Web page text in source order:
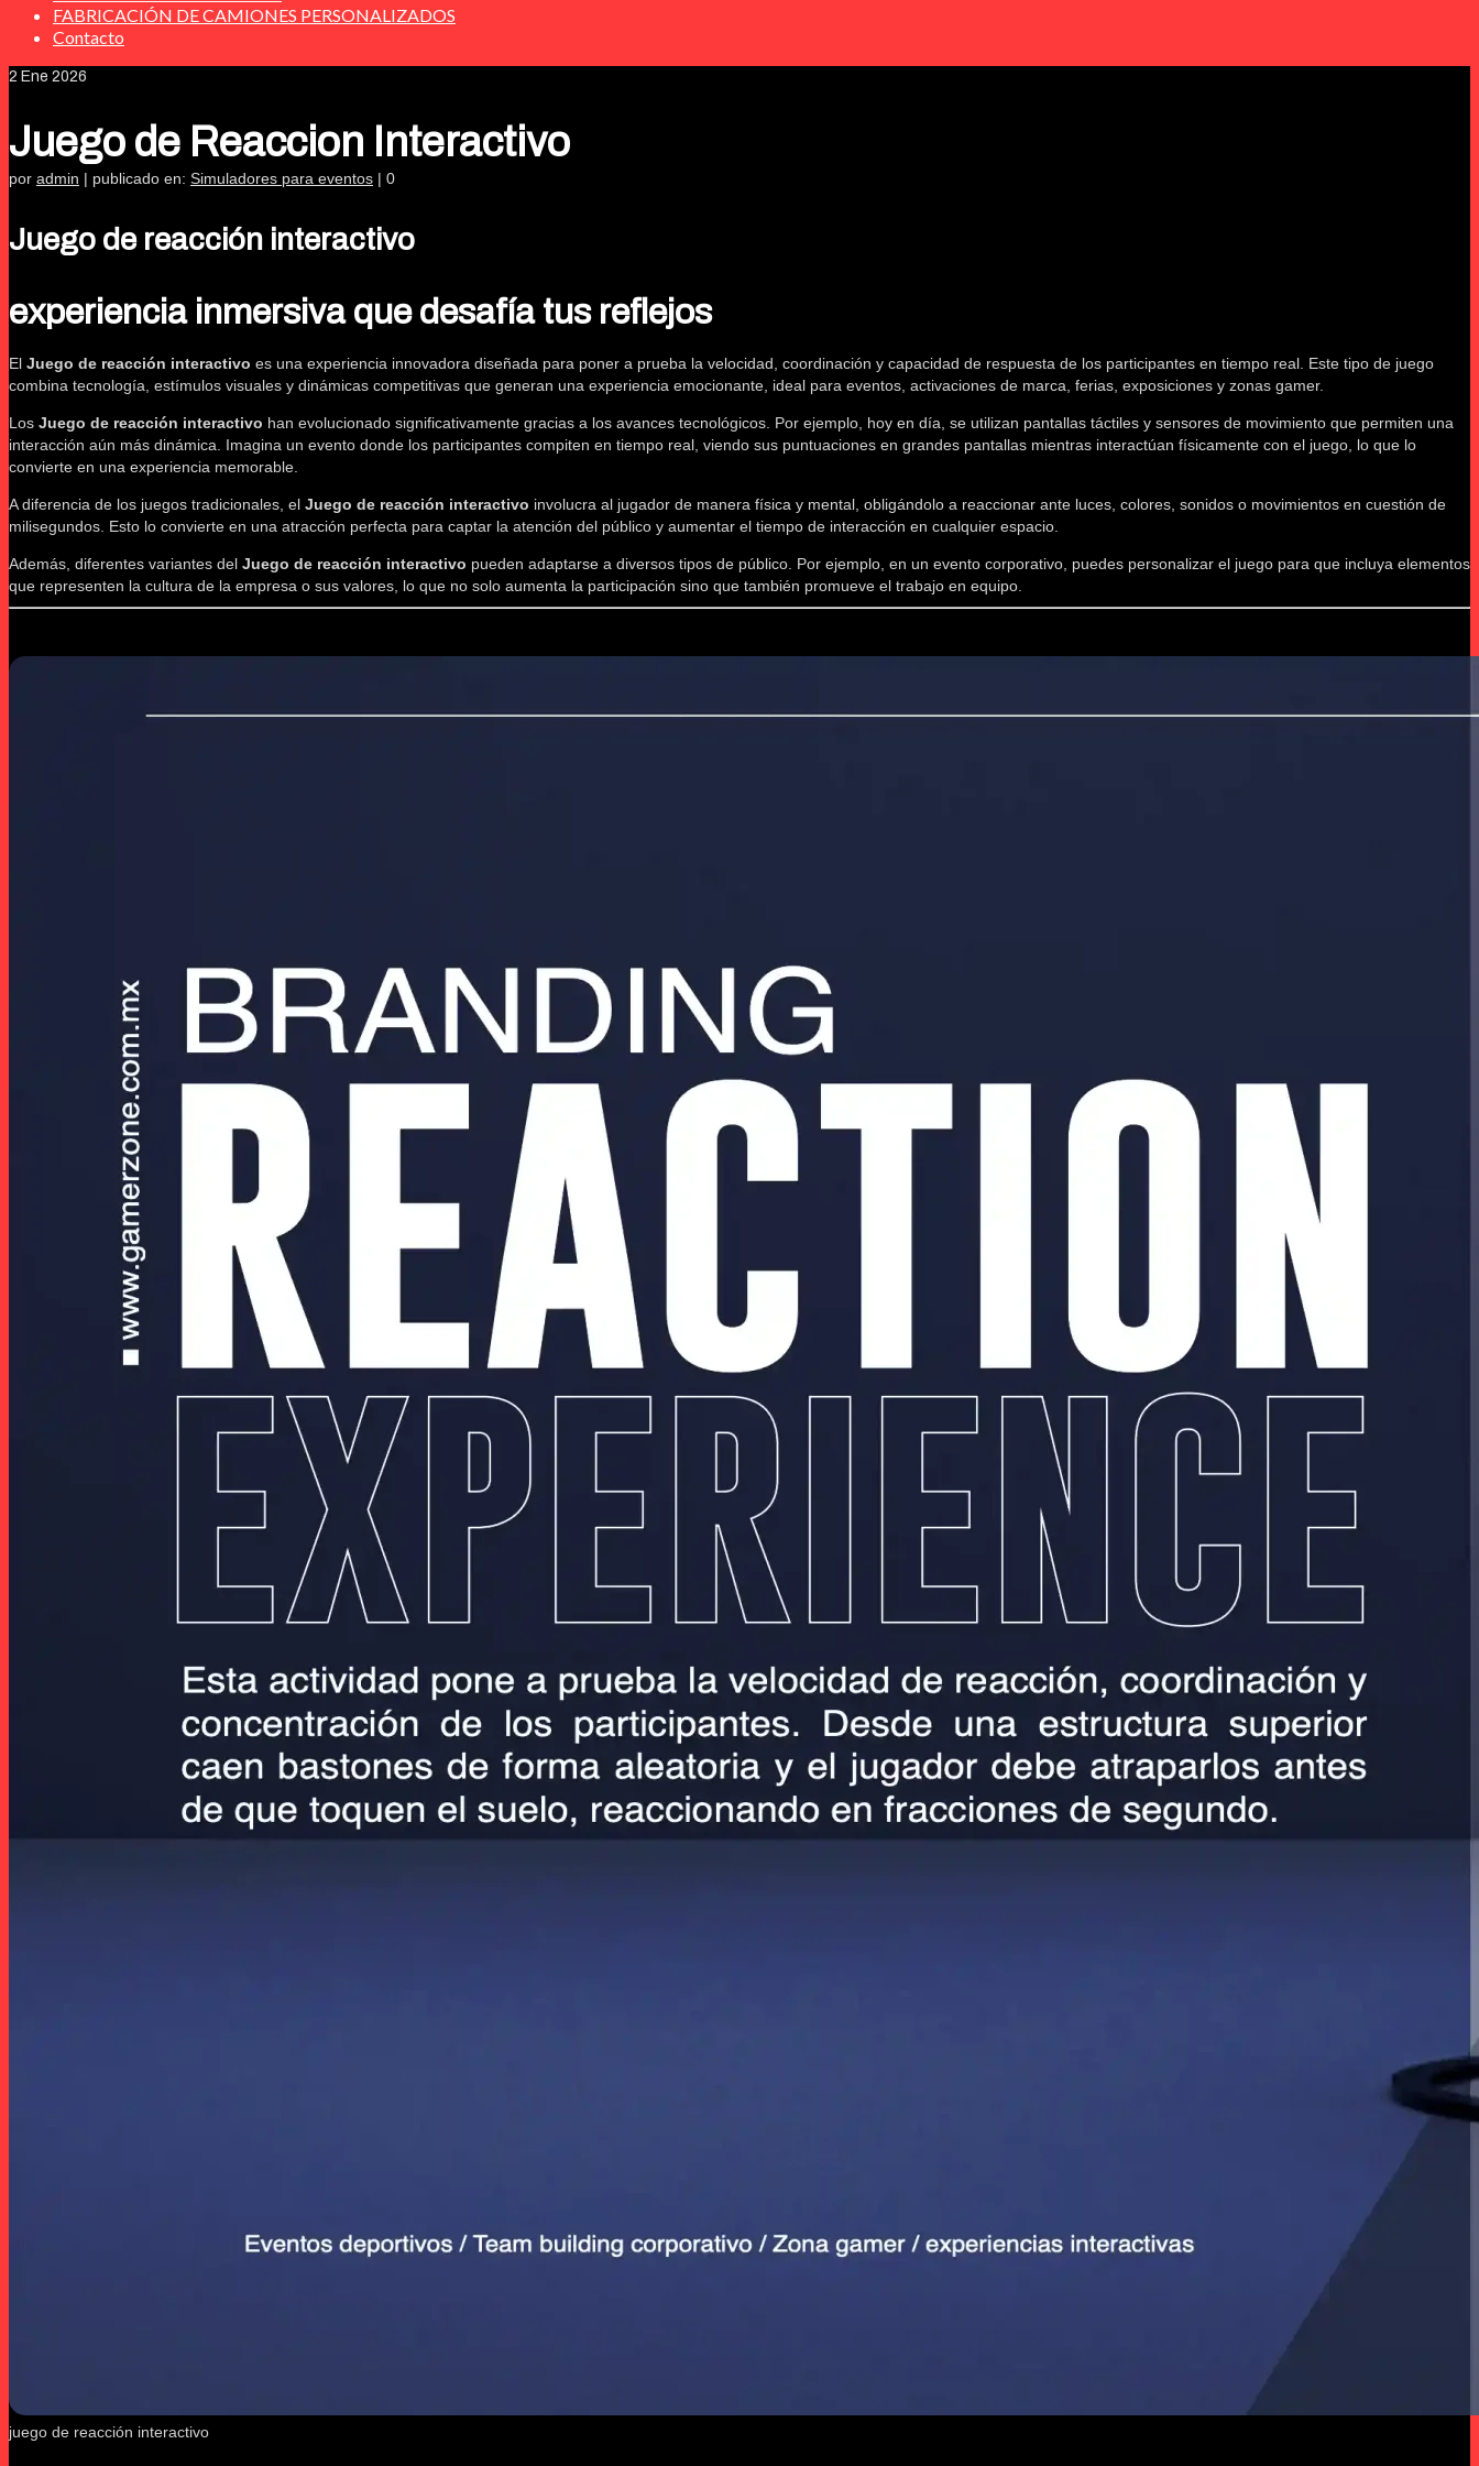
FABRICACIÓN DE CAMIONES PERSONALIZADOS
Contacto
2 Ene 2026
Juego de Reaccion Interactivo
por admin | publicado en: Simuladores para eventos | 0
Juego de reacción interactivo
experiencia inmersiva que desafía tus reflejos
El Juego de reacción interactivo es una experiencia innovadora diseñada para poner a prueba la velocidad, coordinación y capacidad de respuesta de los participantes en tiempo real. Este tipo de juego
combina tecnología, estímulos visuales y dinámicas competitivas que generan una experiencia emocionante, ideal para eventos, activaciones de marca, ferias, exposiciones y zonas gamer.
Los Juego de reacción interactivo han evolucionado significativamente gracias a los avances tecnológicos. Por ejemplo, hoy en día, se utilizan pantallas táctiles y sensores de movimiento que permiten una
interacción aún más dinámica. Imagina un evento donde los participantes compiten en tiempo real, viendo sus puntuaciones en grandes pantallas mientras interactúan físicamente con el juego, lo que lo
convierte en una experiencia memorable.
A diferencia de los juegos tradicionales, el Juego de reacción interactivo involucra al jugador de manera física y mental, obligándolo a reaccionar ante luces, colores, sonidos o movimientos en cuestión de
milisegundos. Esto lo convierte en una atracción perfecta para captar la atención del público y aumentar el tiempo de interacción en cualquier espacio.
Además, diferentes variantes del Juego de reacción interactivo pueden adaptarse a diversos tipos de público. Por ejemplo, en un evento corporativo, puedes personalizar el juego para que incluya elementos
que representen la cultura de la empresa o sus valores, lo que no solo aumenta la participación sino que también promueve el trabajo en equipo.
juego de reacción interactivo